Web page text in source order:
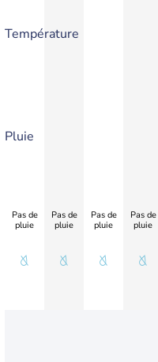
Température
Pluie
Pas de
pluie
Pas de
pluie
Pas de
pluie
Pas de
pluie